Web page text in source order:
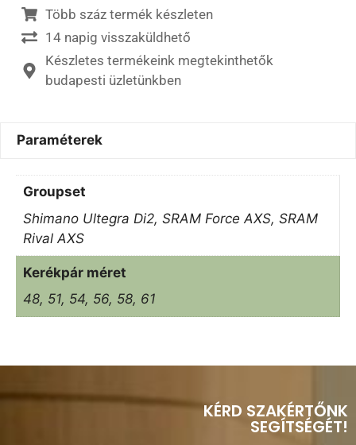
Több száz termék készleten
14 napig visszaküldhető
Készletes termékeink megtekinthetők
budapesti üzletünkben
Paraméterek
Groupset
Shimano Ultegra Di2, SRAM Force AXS, SRAM
Rival AXS
Kerékpár méret
48, 51, 54, 56, 58, 61
KÉRD SZAKÉRTŐNK
SEGÍTSÉGÉT!